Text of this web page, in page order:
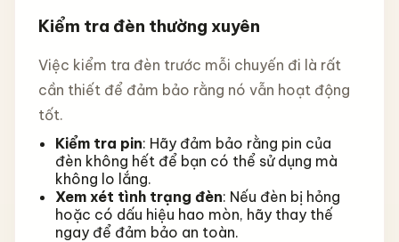
Kiểm tra đèn thường xuyên
Việc kiểm tra đèn trước mỗi chuyến đi là rất
cần thiết để đảm bảo rằng nó vẫn hoạt động
tốt.
Kiểm tra pin: Hãy đảm bảo rằng pin của
đèn không hết để bạn có thể sử dụng mà
không lo lắng.
Xem xét tình trạng đèn: Nếu đèn bị hỏng
hoặc có dấu hiệu hao mòn, hãy thay thế
ngay để đảm bảo an toàn.